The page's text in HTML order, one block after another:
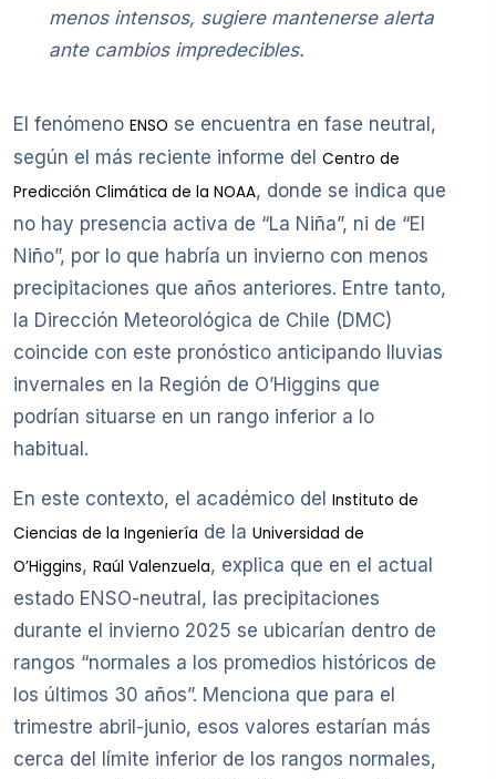
menos intensos, sugiere mantenerse alerta
ante cambios impredecibles.
El fenómeno ENSO se encuentra en fase neutral,
según el más reciente informe del Centro de
Predicción Climática de la NOAA, donde se indica que
no hay presencia activa de “La Niña”, ni de “El
Niño”, por lo que habría un invierno con menos
precipitaciones que años anteriores. Entre tanto,
la Dirección Meteorológica de Chile (DMC)
coincide con este pronóstico anticipando lluvias
invernales en la Región de O’Higgins que
podrían situarse en un rango inferior a lo
habitual.
En este contexto, el académico del Instituto de
Ciencias de la Ingeniería de la Universidad de
O’Higgins, Raúl Valenzuela, explica que en el actual
estado ENSO-neutral, las precipitaciones
durante el invierno 2025 se ubicarían dentro de
rangos “normales a los promedios históricos de
los últimos 30 años”. Menciona que para el
trimestre abril-junio, esos valores estarían más
cerca del límite inferior de los rangos normales,